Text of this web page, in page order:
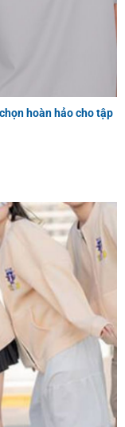
hoàn hảo cho tập